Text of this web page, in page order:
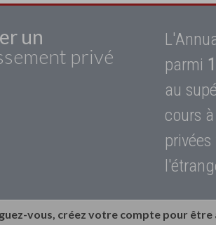
un
privé
parmi
au
cours
vous, créez votre compte pour